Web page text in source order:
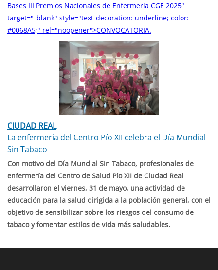
Bases III Premios Nacionales de Enfermeria CGE 2025"
target="_blank" style="text-decoration: underline; color:
#0068A5;" rel="noopener">CONVOCATORIA.
CIUDAD REAL
La enfermería del Centro Pío XII celebra el Día Mundial
Sin Tabaco
Con motivo del Día Mundial Sin Tabaco, profesionales de
enfermería del Centro de Salud Pío XII de Ciudad Real
desarrollaron el viernes, 31 de mayo, una actividad de
educación para la salud dirigida a la población general, con el
objetivo de sensibilizar sobre los riesgos del consumo de
tabaco y fomentar estilos de vida más saludables.